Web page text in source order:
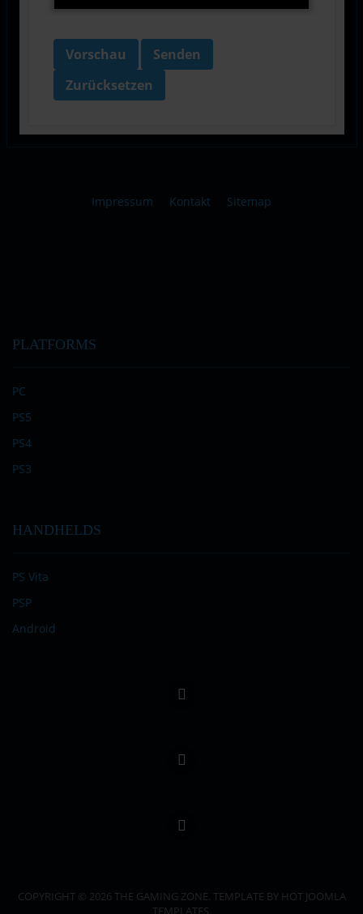
Vorschau
Senden
Zurücksetzen
Impressum Kontakt Sitemap
PLATFORMS
PC
PS5
PS4
PS3
HANDHELDS
PS Vita
PSP
Android
COPYRIGHT © 2026 THE GAMING ZONE. TEMPLATE BY HOT JOOMLA
TEMPLATES.